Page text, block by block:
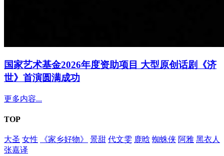
国家艺术基金2026年度资助项目 大型原创话剧《济
世》首演圆满成功
更多内容...
TOP
大圣 女性 《家乡好物》 景甜 代文雯 鹿晗 蜘蛛侠 阿雅 黑衣人
张嘉译